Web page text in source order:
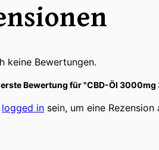
keine Bewertungen.
Bewertung für "CBD-Öl 3000mg
logged in sein, um eine